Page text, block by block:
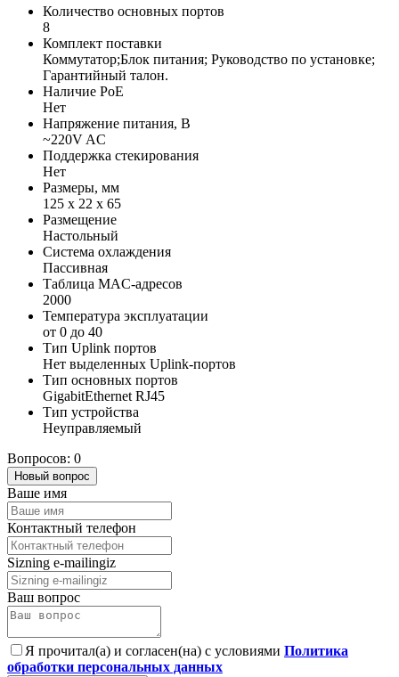
Количество основных портов
8
Комплект поставки
Коммутатор;Блок питания; Руководство по установке;
Гарантийный талон.
Наличие PoE
Нет
Напряжение питания, В
~220V AC
Поддержка стекирования
Нет
Размеры, мм
125 x 22 x 65
Размещение
Настольный
Система охлаждения
Пассивная
Таблица MAC-адресов
2000
Температура эксплуатации
от 0 до 40
Тип Uplink портов
Нет выделенных Uplink-портов
Тип основных портов
GigabitEthernet RJ45
Тип устройства
Неуправляемый
Вопросов: 0
Новый вопрос
Ваше имя
Контактный телефон
Sizning e-mailingiz
Ваш вопрос
Я прочитал(а) и согласен(на) с условиями Политика
обработки персональных данных